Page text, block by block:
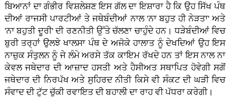
ਬਿਆਨਾਂ ਦਾ ਗੰਭੀਰ ਵਿਸ਼ਲੇਸ਼ਣ ਇਸ ਗੱਲ ਦਾ ਇਸ਼ਾਰਾ ਹੈ ਕਿ ਉਹ ਸਿੱਖ ਪੰਥ
ਦੀਆਂ ਰਾਜਸੀ ਪਾਰਟੀਆਂ ਤੇ ਜਥੇਬੰਦੀਆਂ ਨਾਲ 'ਨਾ ਬਹੁਤ ਹੀ ਨੇੜਤਾ' ਅਤੇ
'ਨਾ ਬਹੁਤੀ ਦੂਰੀ' ਦੀ ਰਣਨੀਤੀ ਉੱਤੇ ਚੱਲਣਾ ਚਾਹੁੰਦੇ ਹਨ। ਧੜੇਬੰਦੀਆਂ ਵਿਚ
ਬੁਰੀ ਤਰ੍ਹਾਂ ਉਲਝੇ ਖਾਲਸਾ ਪੰਥ ਦੇ ਅਜੋਕੇ ਹਾਲਾਤ ਨੂੰ ਦੇਖਦਿਆਂ ਉਹ ਇਸ
ਨਾਜ਼ੁਕ ਸੰਤੁਲਨ ਨੂੰ ਜੇ ਲੰਮੇ ਅਰਸੇ ਤੱਕ ਕਾਇਮ ਰੱਖਦੇ ਹਨ ਤਾਂ ਇਸ ਨਾਲ ਨਾ
ਕੇਵਲ ਜਥੇਦਾਰ ਦੀ ਆਜ਼ਾਦ ਹਸਤੀ ਅਤੇ ਹੈਸੀਅਤ ਸਥਾਪਿਤ ਹੋਵੇਗੀ ਸਗੋਂ
ਜਥੇਦਾਰ ਦੀ ਨਿਰਪੱਖ ਅਤੇ ਸੁਹਿਰਦ ਨੀਤੀ ਕਿਸੇ ਵੀ ਸੰਕਟ ਦੀ ਘੜੀ ਵਿਚ
ਸੰਵਾਦ ਦੀ ਟੁੱਟ ਚੁੱਕੀ ਰਵਾਇਤ ਦੀ ਬਹਾਲੀ ਦਾ ਰਾਹ ਵੀ ਪੱਧਰਾ ਕਰੇਗੀ।